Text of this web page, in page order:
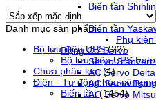
Biến tần
Biến tần
Biến tần
Phụ
Động Cơ Servo
Servo Slanvert
AC Servo Delta
AC Servo Estun
AC Servo
Danh mục sản phẩm
Bộ lưu điện UPS (22)
Bộ lưu điện UPS
Chưa phân loại (4)
Điện - Tự động hóa công
Biến tần (1454)